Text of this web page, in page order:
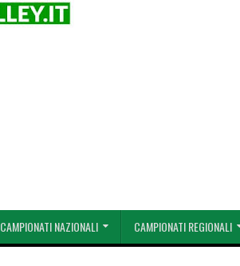
CAMPIONATI NAZIONALI CAMPIONATI REGIONALI